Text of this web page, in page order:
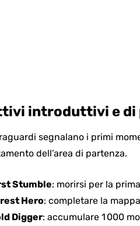
introduttivi e di
segnalano i primi
dell’area di partenza.
Stumble: morirsi per la
Hero: completare la mappa
Digger: accumulare 1 000